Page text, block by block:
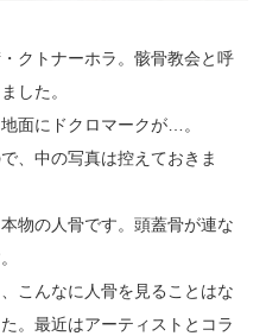
クトナーホラ。骸骨教会と呼
した。
面にドクロマークが…。
、中の写真は控えておきま
物の人骨です。頭蓋骨が連な
こんなに人骨を見ることはな
。最近はアーティストとコラ